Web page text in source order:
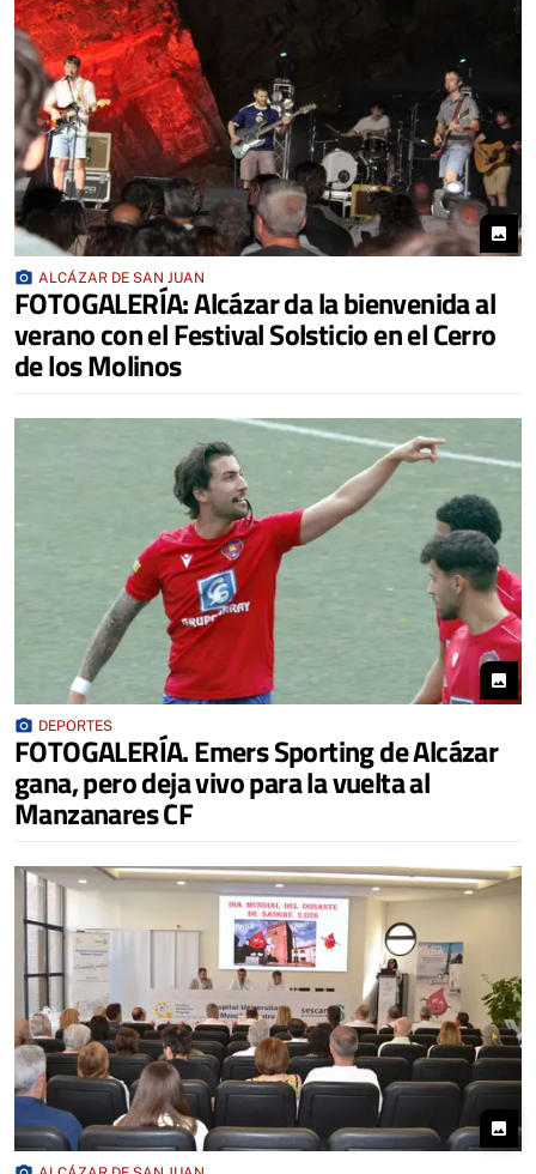
photo
photo_camera ALCÁZAR DE SAN JUAN
FOTOGALERÍA: Alcázar da la bienvenida al
verano con el Festival Solsticio en el Cerro
de los Molinos
photo
photo_camera DEPORTES
FOTOGALERÍA. Emers Sporting de Alcázar
gana, pero deja vivo para la vuelta al
Manzanares CF
photo